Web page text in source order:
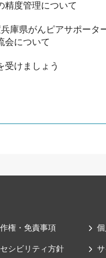
精度管理について
庫県がんピアサポータ
会について
受けましょう
権・免責事項
シビリティ方針